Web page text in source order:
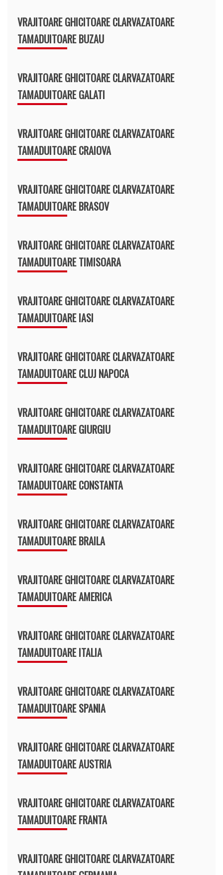
VRAJITOARE GHICITOARE CLARVAZATOARE
TAMADUITOARE BUZAU
VRAJITOARE GHICITOARE CLARVAZATOARE
TAMADUITOARE GALATI
VRAJITOARE GHICITOARE CLARVAZATOARE
TAMADUITOARE CRAIOVA
VRAJITOARE GHICITOARE CLARVAZATOARE
TAMADUITOARE BRASOV
VRAJITOARE GHICITOARE CLARVAZATOARE
TAMADUITOARE TIMISOARA
VRAJITOARE GHICITOARE CLARVAZATOARE
TAMADUITOARE IASI
VRAJITOARE GHICITOARE CLARVAZATOARE
TAMADUITOARE CLUJ NAPOCA
VRAJITOARE GHICITOARE CLARVAZATOARE
TAMADUITOARE GIURGIU
VRAJITOARE GHICITOARE CLARVAZATOARE
TAMADUITOARE CONSTANTA
VRAJITOARE GHICITOARE CLARVAZATOARE
TAMADUITOARE BRAILA
VRAJITOARE GHICITOARE CLARVAZATOARE
TAMADUITOARE AMERICA
VRAJITOARE GHICITOARE CLARVAZATOARE
TAMADUITOARE ITALIA
VRAJITOARE GHICITOARE CLARVAZATOARE
TAMADUITOARE SPANIA
VRAJITOARE GHICITOARE CLARVAZATOARE
TAMADUITOARE AUSTRIA
VRAJITOARE GHICITOARE CLARVAZATOARE
TAMADUITOARE FRANTA
VRAJITOARE GHICITOARE CLARVAZATOARE